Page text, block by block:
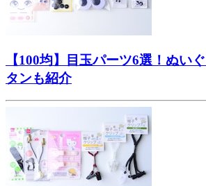
【100均】目玉パーツ6選！ぬい
タンも紹介